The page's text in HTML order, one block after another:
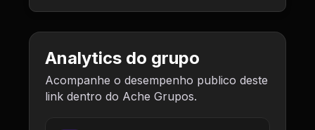
Analytics do grupo
Acompanhe o desempenho publico deste
link dentro do Ache Grupos.